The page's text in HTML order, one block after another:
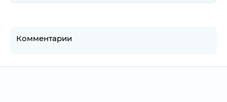
Комментарии